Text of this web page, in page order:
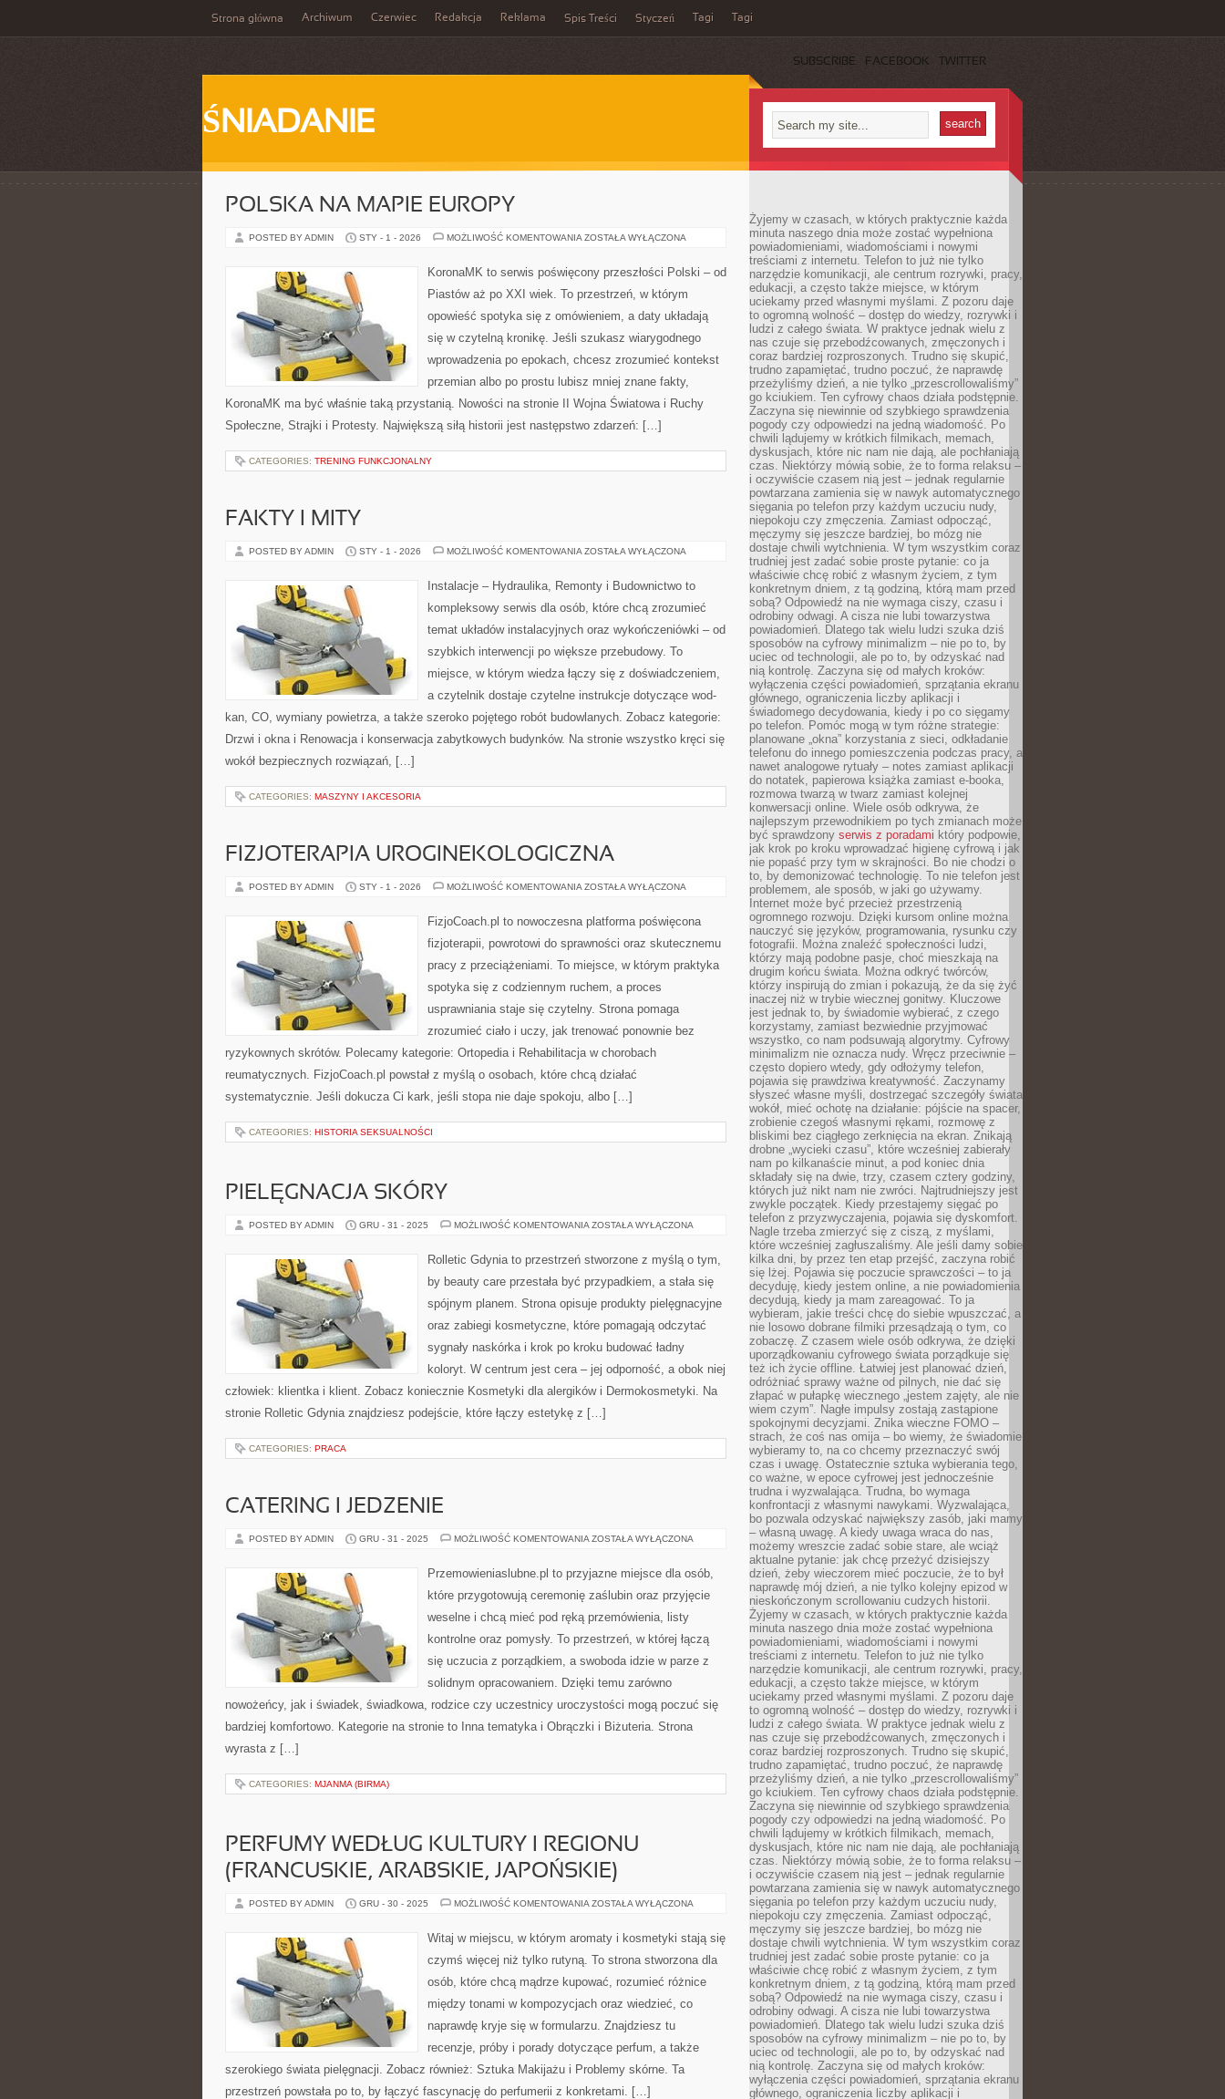
Strona główna Archiwum Czerwiec Redakcja Reklama Spis Treści Styczeń Tagi Tagi
SUBSCRIBE FACEBOOK TWITTER
ŚNIADANIE
POLSKA NA MAPIE EUROPY
POSTED BY ADMIN STY - 1 - 2026 MOŻLIWOŚĆ KOMENTOWANIA POLSKA
ZOSTAŁA WYŁĄCZONA
KoronaMK to serwis poświęcony przeszłości Polski – od
Piastów aż po XXI wiek. To przestrzeń, w którym
opowieść spotyka się z omówieniem, a daty układają
się w czytelną kronikę. Jeśli szukasz wiarygodnego
wprowadzenia po epokach, chcesz zrozumieć kontekst
przemian albo po prostu lubisz mniej znane fakty,
KoronaMK ma być właśnie taką przystanią. Nowości na stronie II Wojna Światowa i Ruchy
Społeczne, Strajki i Protesty. Największą siłą historii jest następstwo zdarzeń: […]
CATEGORIES: TRENING FUNKCJONALNY
FAKTY I MITY
POSTED BY ADMIN STY - 1 - 2026 MOŻLIWOŚĆ KOMENTOWANIA FAKTY
ZOSTAŁA WYŁĄCZONA
Instalacje – Hydraulika, Remonty i Budownictwo to
kompleksowy serwis dla osób, które chcą zrozumieć
temat układów instalacyjnych oraz wykończeniówki – od
szybkich interwencji po większe przebudowy. To
miejsce, w którym wiedza łączy się z doświadczeniem,
a czytelnik dostaje czytelne instrukcje dotyczące wod-
kan, CO, wymiany powietrza, a także szeroko pojętego robót budowlanych. Zobacz kategorie:
Drzwi i okna i Renowacja i konserwacja zabytkowych budynków. Na stronie wszystko kręci się
wokół bezpiecznych rozwiązań, […]
CATEGORIES: MASZYNY I AKCESORIA
FIZJOTERAPIA UROGINEKOLOGICZNA
POSTED BY ADMIN STY - 1 - 2026 MOŻLIWOŚĆ KOMENTOWANIA FIZJOTERAPIA
ZOSTAŁA WYŁĄCZONA
FizjoCoach.pl to nowoczesna platforma poświęcona
fizjoterapii, powrotowi do sprawności oraz skutecznemu
pracy z przeciążeniami. To miejsce, w którym praktyka
spotyka się z codziennym ruchem, a proces
usprawniania staje się czytelny. Strona pomaga
zrozumieć ciało i uczy, jak trenować ponownie bez
ryzykownych skrótów. Polecamy kategorie: Ortopedia i Rehabilitacja w chorobach
reumatycznych. FizjoCoach.pl powstał z myślą o osobach, które chcą działać
systematycznie. Jeśli dokucza Ci kark, jeśli stopa nie daje spokoju, albo […]
CATEGORIES: HISTORIA SEKSUALNOŚCI
PIELĘGNACJA SKÓRY
POSTED BY ADMIN GRU - 31 - 2025 MOŻLIWOŚĆ KOMENTOWANIA PIELĘGNACJA
ZOSTAŁA WYŁĄCZONA
Rolletic Gdynia to przestrzeń stworzone z myślą o tym,
by beauty care przestała być przypadkiem, a stała się
spójnym planem. Strona opisuje produkty pielęgnacyjne
oraz zabiegi kosmetyczne, które pomagają odczytać
sygnały naskórka i krok po kroku budować ładny
koloryt. W centrum jest cera – jej odporność, a obok niej
człowiek: klientka i klient. Zobacz koniecznie Kosmetyki dla alergików i Dermokosmetyki. Na
stronie Rolletic Gdynia znajdziesz podejście, które łączy estetykę z […]
CATEGORIES: PRACA
CATERING I JEDZENIE
POSTED BY ADMIN GRU - 31 - 2025 MOŻLIWOŚĆ KOMENTOWANIA CATERING
ZOSTAŁA WYŁĄCZONA
Przemowieniaslubne.pl to przyjazne miejsce dla osób,
które przygotowują ceremonię zaślubin oraz przyjęcie
weselne i chcą mieć pod ręką przemówienia, listy
kontrolne oraz pomysły. To przestrzeń, w której łączą
się uczucia z porządkiem, a swoboda idzie w parze z
solidnym opracowaniem. Dzięki temu zarówno
nowożeńcy, jak i świadek, świadkowa, rodzice czy uczestnicy uroczystości mogą poczuć się
bardziej komfortowo. Kategorie na stronie to Inna tematyka i Obrączki i Biżuteria. Strona
wyrasta z […]
CATEGORIES: MJANMA (BIRMA)
PERFUMY WEDŁUG KULTURY I REGIONU
(FRANCUSKIE, ARABSKIE, JAPOŃSKIE)
POSTED BY ADMIN GRU - 30 - 2025 MOŻLIWOŚĆ KOMENTOWANIA PERFUMY
REGIONU
ARABSKIE,
ZOSTAŁA WYŁĄCZONA
Witaj w miejscu, w którym aromaty i kosmetyki stają się
czymś więcej niż tylko rutyną. To strona stworzona dla
osób, które chcą mądrze kupować, rozumieć różnice
między tonami w kompozycjach oraz wiedzieć, co
naprawdę kryje się w formularzu. Znajdziesz tu
recenzje, próby i porady dotyczące perfum, a także
szerokiego świata pielęgnacji. Zobacz również: Sztuka Makijażu i Problemy skórne. Ta
przestrzeń powstała po to, by łączyć fascynację do perfumerii z konkretami. […]
Żyjemy w czasach, w których praktycznie każda
minuta naszego dnia może zostać wypełniona
powiadomieniami, wiadomościami i nowymi
treściami z internetu. Telefon to już nie tylko
narzędzie komunikacji, ale centrum rozrywki, pracy,
edukacji, a często także miejsce, w którym
uciekamy przed własnymi myślami. Z pozoru daje
to ogromną wolność – dostęp do wiedzy, rozrywki i
ludzi z całego świata. W praktyce jednak wielu z
nas czuje się przebodźcowanych, zmęczonych i
coraz bardziej rozproszonych. Trudno się skupić,
trudno zapamiętać, trudno poczuć, że naprawdę
przeżyliśmy dzień, a nie tylko „przescrollowaliśmy”
go kciukiem. Ten cyfrowy chaos działa podstępnie.
Zaczyna się niewinnie od szybkiego sprawdzenia
pogody czy odpowiedzi na jedną wiadomość. Po
chwili lądujemy w krótkich filmikach, memach,
dyskusjach, które nic nam nie dają, ale pochłaniają
czas. Niektórzy mówią sobie, że to forma relaksu –
i oczywiście czasem nią jest – jednak regularnie
powtarzana zamienia się w nawyk automatycznego
sięgania po telefon przy każdym uczuciu nudy,
niepokoju czy zmęczenia. Zamiast odpocząć,
męczymy się jeszcze bardziej, bo mózg nie
dostaje chwili wytchnienia. W tym wszystkim coraz
trudniej jest zadać sobie proste pytanie: co ja
właściwie chcę robić z własnym życiem, z tym
konkretnym dniem, z tą godziną, którą mam przed
sobą? Odpowiedź na nie wymaga ciszy, czasu i
odrobiny odwagi. A cisza nie lubi towarzystwa
powiadomień. Dlatego tak wielu ludzi szuka dziś
sposobów na cyfrowy minimalizm – nie po to, by
uciec od technologii, ale po to, by odzyskać nad
nią kontrolę. Zaczyna się od małych kroków:
wyłączenia części powiadomień, sprzątania ekranu
głównego, ograniczenia liczby aplikacji i
świadomego decydowania, kiedy i po co sięgamy
po telefon. Pomóc mogą w tym różne strategie:
planowane „okna” korzystania z sieci, odkładanie
telefonu do innego pomieszczenia podczas pracy, a
nawet analogowe rytuały – notes zamiast aplikacji
do notatek, papierowa książka zamiast e-booka,
rozmowa twarzą w twarz zamiast kolejnej
konwersacji online. Wiele osób odkrywa, że
najlepszym przewodnikiem po tych zmianach może
być sprawdzony serwis z poradami który podpowie,
jak krok po kroku wprowadzać higienę cyfrową i jak
nie popaść przy tym w skrajności. Bo nie chodzi o
to, by demonizować technologię. To nie telefon jest
problemem, ale sposób, w jaki go używamy.
Internet może być przecież przestrzenią
ogromnego rozwoju. Dzięki kursom online można
nauczyć się języków, programowania, rysunku czy
fotografii. Można znaleźć społeczności ludzi,
którzy mają podobne pasje, choć mieszkają na
drugim końcu świata. Można odkryć twórców,
którzy inspirują do zmian i pokazują, że da się żyć
inaczej niż w trybie wiecznej gonitwy. Kluczowe
jest jednak to, by świadomie wybierać, z czego
korzystamy, zamiast bezwiednie przyjmować
wszystko, co nam podsuwają algorytmy. Cyfrowy
minimalizm nie oznacza nudy. Wręcz przeciwnie –
często dopiero wtedy, gdy odłożymy telefon,
pojawia się prawdziwa kreatywność. Zaczynamy
słyszeć własne myśli, dostrzegać szczegóły świata
wokół, mieć ochotę na działanie: pójście na spacer,
zrobienie czegoś własnymi rękami, rozmowę z
bliskimi bez ciągłego zerknięcia na ekran. Znikają
drobne „wycieki czasu”, które wcześniej zabierały
nam po kilkanaście minut, a pod koniec dnia
składały się na dwie, trzy, czasem cztery godziny,
których już nikt nam nie zwróci. Najtrudniejszy jest
zwykle początek. Kiedy przestajemy sięgać po
telefon z przyzwyczajenia, pojawia się dyskomfort.
Nagle trzeba zmierzyć się z ciszą, z myślami,
które wcześniej zagłuszaliśmy. Ale jeśli damy sobie
kilka dni, by przez ten etap przejść, zaczyna robić
się lżej. Pojawia się poczucie sprawczości – to ja
decyduję, kiedy jestem online, a nie powiadomienia
decydują, kiedy ja mam zareagować. To ja
wybieram, jakie treści chcę do siebie wpuszczać, a
nie losowo dobrane filmiki przesądzają o tym, co
zobaczę. Z czasem wiele osób odkrywa, że dzięki
uporządkowaniu cyfrowego świata porządkuje się
też ich życie offline. Łatwiej jest planować dzień,
odróżniać sprawy ważne od pilnych, nie dać się
złapać w pułapkę wiecznego „jestem zajęty, ale nie
wiem czym”. Nagłe impulsy zostają zastąpione
spokojnymi decyzjami. Znika wieczne FOMO –
strach, że coś nas omija – bo wiemy, że świadomie
wybieramy to, na co chcemy przeznaczyć swój
czas i uwagę. Ostatecznie sztuka wybierania tego,
co ważne, w epoce cyfrowej jest jednocześnie
trudna i wyzwalająca. Trudna, bo wymaga
konfrontacji z własnymi nawykami. Wyzwalająca,
bo pozwala odzyskać największy zasób, jaki mamy
– własną uwagę. A kiedy uwaga wraca do nas,
możemy wreszcie zadać sobie stare, ale wciąż
aktualne pytanie: jak chcę przeżyć dzisiejszy
dzień, żeby wieczorem mieć poczucie, że to był
naprawdę mój dzień, a nie tylko kolejny epizod w
nieskończonym scrollowaniu cudzych historii.
Żyjemy w czasach, w których praktycznie każda
minuta naszego dnia może zostać wypełniona
powiadomieniami, wiadomościami i nowymi
treściami z internetu. Telefon to już nie tylko
narzędzie komunikacji, ale centrum rozrywki, pracy,
edukacji, a często także miejsce, w którym
uciekamy przed własnymi myślami. Z pozoru daje
to ogromną wolność – dostęp do wiedzy, rozrywki i
ludzi z całego świata. W praktyce jednak wielu z
nas czuje się przebodźcowanych, zmęczonych i
coraz bardziej rozproszonych. Trudno się skupić,
trudno zapamiętać, trudno poczuć, że naprawdę
przeżyliśmy dzień, a nie tylko „przescrollowaliśmy”
go kciukiem. Ten cyfrowy chaos działa podstępnie.
Zaczyna się niewinnie od szybkiego sprawdzenia
pogody czy odpowiedzi na jedną wiadomość. Po
chwili lądujemy w krótkich filmikach, memach,
dyskusjach, które nic nam nie dają, ale pochłaniają
czas. Niektórzy mówią sobie, że to forma relaksu –
i oczywiście czasem nią jest – jednak regularnie
powtarzana zamienia się w nawyk automatycznego
sięgania po telefon przy każdym uczuciu nudy,
niepokoju czy zmęczenia. Zamiast odpocząć,
męczymy się jeszcze bardziej, bo mózg nie
dostaje chwili wytchnienia. W tym wszystkim coraz
trudniej jest zadać sobie proste pytanie: co ja
właściwie chcę robić z własnym życiem, z tym
konkretnym dniem, z tą godziną, którą mam przed
sobą? Odpowiedź na nie wymaga ciszy, czasu i
odrobiny odwagi. A cisza nie lubi towarzystwa
powiadomień. Dlatego tak wielu ludzi szuka dziś
sposobów na cyfrowy minimalizm – nie po to, by
uciec od technologii, ale po to, by odzyskać nad
nią kontrolę. Zaczyna się od małych kroków:
wyłączenia części powiadomień, sprzątania ekranu
głównego, ograniczenia liczby aplikacji i